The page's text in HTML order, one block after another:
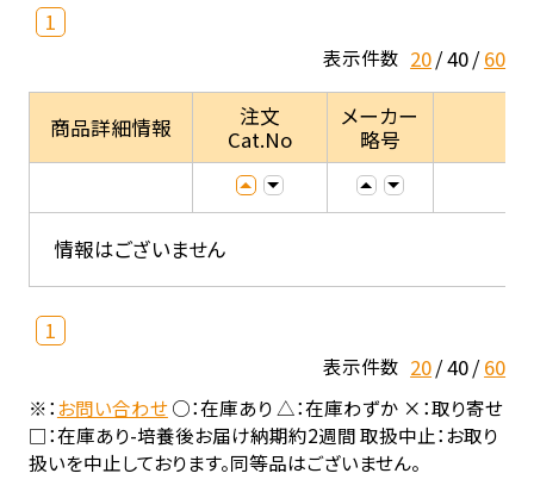
1
表示件数 20 40 60
商品詳細情報
注文
Cat.No
メーカー
略号
情報はございません
1
表示件数 20 40 60
※：お問い合わせ○：在庫あり △：在庫わずか ×：取り寄せ
□：在庫あり-培養後お届け納期約2週間 取扱中止：お取り
扱いを中止しております。同等品はございません。